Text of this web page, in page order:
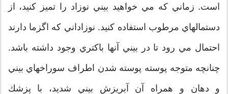
است. زماني كه مي خواهيد بيني نوزاد را تميز كنيد، از
دستمالهاي مرطوب استفاده كنيد. نوزاداني كه اگزما دارند
احتمال مي رود تا در بيني آنها باكتري وجود داشته باشد.
چنانچه متوجه پوسته پوسته شدن اطراف سوراخهاي بيني
و دهان و همراه آن آبريزش بيني شديد، با پزشك